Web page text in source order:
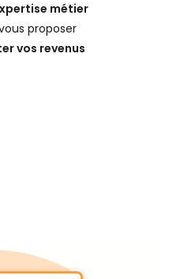
métier
proposer
vos revenus